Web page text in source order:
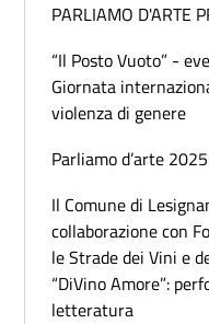
PARLIAMO D'ARTE
“Il Posto Vuoto” -
Giornata
violenza di genere
Parliamo d’arte
Il Comune di
collaborazione con
le Strade dei Vini e
“DiVino Amore”:
letteratura